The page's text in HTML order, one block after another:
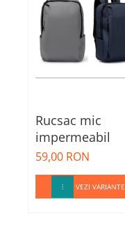
Rucsac mic
impermeabil
59,00 RON
VEZI VARIANTE